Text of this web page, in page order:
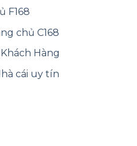
F168
chủ C168
Hàng
cái uy tín